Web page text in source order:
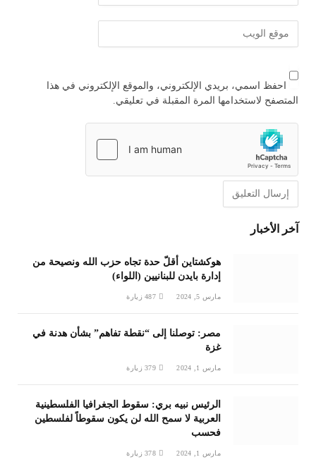
احفظ اسمي، بريدي الإلكتروني، والموقع الإلكتروني في هذا
المتصفح لاستخدامها المرة المقبلة في تعليقي.
آخر الأخبار
هوكشتاين أقلّ حدة تجاه حزب الله ونصيحة من
إدارة بايدن للبنانيين (اللواء)
مارس 5, 2024 487 زيارة
مصر: توصلنا إلى “نقطة تفاهم” بشأن هدنة في
غزة
مارس 1, 2024 379 زيارة
الرئيس نبيه بري: سقوط الجغرافيا الفلسطينية
العربية لا سمح الله لن يكون سقوطاً لفلسطين
فحسب
مارس 1, 2024 378 زيارة